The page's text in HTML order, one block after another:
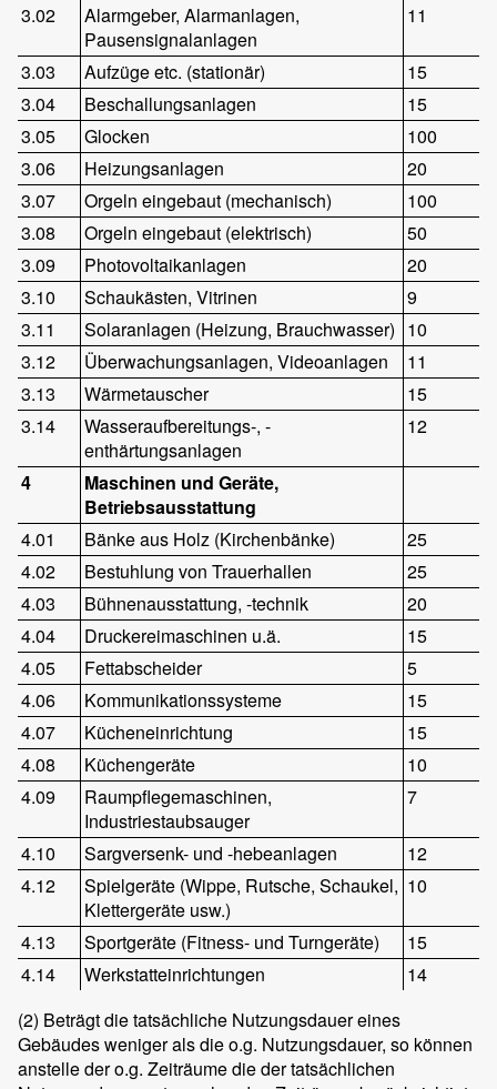
3.02
Alarmgeber, Alarmanlagen,
Pausensignalanlagen
11
3.03 Aufzüge etc. (stationär)
15
3.04
Beschallungsanlagen
15
3.05
Glocken
100
3.06
Heizungsanlagen
20
3.07
Orgeln eingebaut (mechanisch)
100
3.08
Orgeln eingebaut (elektrisch)
50
3.09
Photovoltaikanlagen
20
3.10
Schaukästen, Vitrinen
9
3.11
Solaranlagen (Heizung, Brauchwasser) 10
3.12
Überwachungsanlagen, Videoanlagen
11
3.13
Wärmetauscher
15
3.14
Wasseraufbereitungs-, -
enthärtungsanlagen
12
4
Maschinen und Geräte,
Betriebsausstattung
4.01
Bänke aus Holz (Kirchenbänke)
25
4.02
Bestuhlung von Trauerhallen
25
4.03
Bühnenausstattung, -technik
20
4.04
Druckereimaschinen u.ä.
15
4.05
Fettabscheider
5
4.06
Kommunikationssysteme
15
4.07
Kücheneinrichtung
15
4.08
Küchengeräte
10
4.09
Raumpflegemaschinen,
Industriestaubsauger
7
4.10 Sargversenk- und -hebeanlagen
12
4.12
Spielgeräte (Wippe, Rutsche, Schaukel,
Klettergeräte usw.)
10
4.13 Sportgeräte (Fitness- und Turngeräte)
15
4.14
Werkstatteinrichtungen
14
(2) Beträgt die tatsächliche Nutzungsdauer eines
Gebäudes weniger als die o.g. Nutzungsdauer, so können
anstelle der o.g. Zeiträume die der tatsächlichen